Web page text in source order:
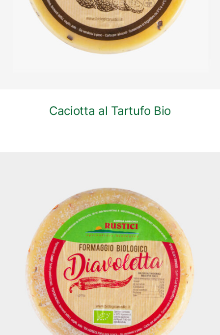
Caciotta al Tartufo Bio
DETTAGLI